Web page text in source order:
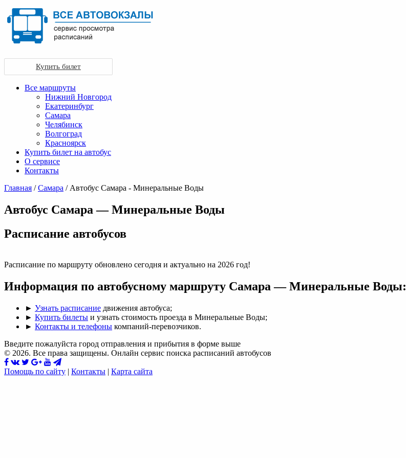
Купить билет
Все маршруты
Нижний Новгород
Екатеринбург
Самара
Челябинск
Волгоград
Красноярск
Купить билет на автобус
О сервисе
Контакты
Главная /Самара / Автобус Самара - Минеральные Воды
Автобус Самара — Минеральные Воды
Раcписание автобусов
Расписание по маршруту обновлено сегодня и актуально на 2026 год!
Информация по автобусному маршруту Самара — Минеральные Воды:
► Узнать расписание движения автобуса;
► Купить билеты и узнать стоимость проезда в Минеральные Воды;
► Контакты и телефоны компаний-перевозчиков.
Введите пожалуйста город отправления и прибытия в форме выше
© 2026. Все права защищены. Онлайн сервис поиска расписаний автобусов
Помощь по сайту | Контакты | Карта сайта